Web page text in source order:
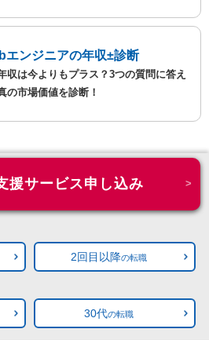
エンジニアの年収±診断
収は今よりもプラス？3つの質問に答え
の市場価値を診断！
援サービス申し込み
2回目以降の転職
30代の転職